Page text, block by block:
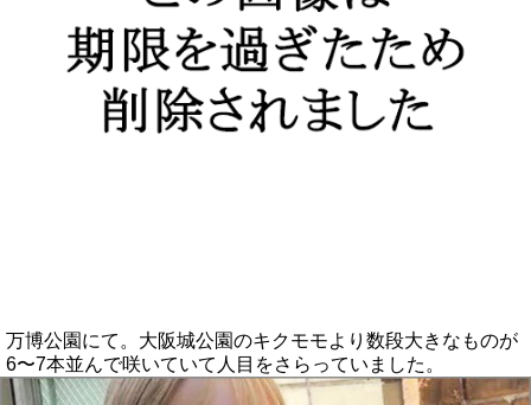
万博公園にて。大阪城公園のキクモモより数段大きなものが
6〜7本並んで咲いていて人目をさらっていました。